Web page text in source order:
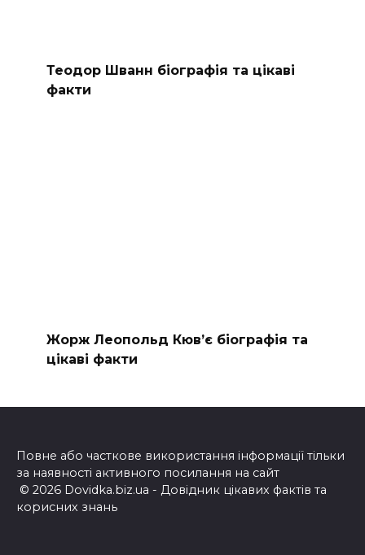
Теодор Шванн біографія та цікаві
факти
Жорж Леопольд Кюв’є біографія та
цікаві факти
Повне або часткове використання інформації тільки
за наявності активного посилання на сайт
© 2026 Dovidka.biz.ua - Довідник цікавих фактів та
корисних знань